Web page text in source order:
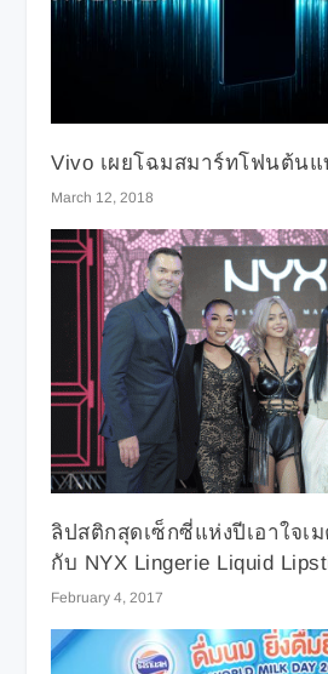
Vivo เผยโฉมสมาร์ทโฟนต้น
March 12, 2018
ลิปสติกสุดเซ็กซี่แห่งปีเอาใจเ
กับ NYX Lingerie Liquid
February 4, 2017